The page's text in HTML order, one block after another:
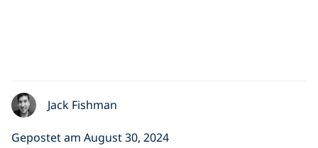
Jack Fishman
Gepostet am August 30, 2024